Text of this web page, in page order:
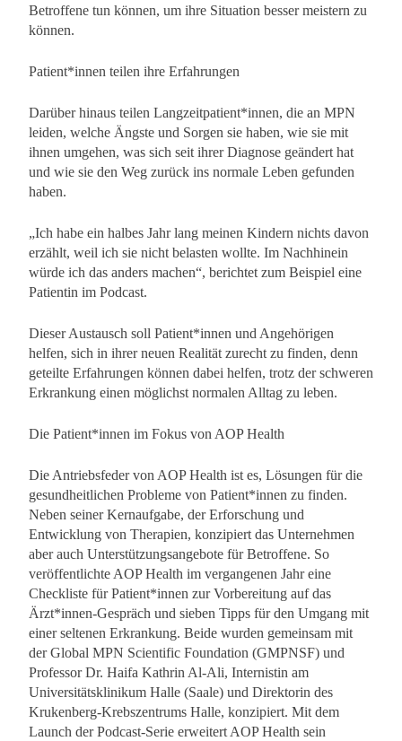
Betroffene tun können, um ihre Situation besser meistern zu
können.
Patient*innen teilen ihre Erfahrungen
Darüber hinaus teilen Langzeitpatient*innen, die an MPN
leiden, welche Ängste und Sorgen sie haben, wie sie mit
ihnen umgehen, was sich seit ihrer Diagnose geändert hat
und wie sie den Weg zurück ins normale Leben gefunden
haben.
„Ich habe ein halbes Jahr lang meinen Kindern nichts davon
erzählt, weil ich sie nicht belasten wollte. Im Nachhinein
würde ich das anders machen“, berichtet zum Beispiel eine
Patientin im Podcast.
Dieser Austausch soll Patient*innen und Angehörigen
helfen, sich in ihrer neuen Realität zurecht zu finden, denn
geteilte Erfahrungen können dabei helfen, trotz der schweren
Erkrankung einen möglichst normalen Alltag zu leben.
Die Patient*innen im Fokus von AOP Health
Die Antriebsfeder von AOP Health ist es, Lösungen für die
gesundheitlichen Probleme von Patient*innen zu finden.
Neben seiner Kernaufgabe, der Erforschung und
Entwicklung von Therapien, konzipiert das Unternehmen
aber auch Unterstützungsangebote für Betroffene. So
veröffentlichte AOP Health im vergangenen Jahr eine
Checkliste für Patient*innen zur Vorbereitung auf das
Ärzt*innen-Gespräch und sieben Tipps für den Umgang mit
einer seltenen Erkrankung. Beide wurden gemeinsam mit
der Global MPN Scientific Foundation (GMPNSF) und
Professor Dr. Haifa Kathrin Al-Ali, Internistin am
Universitätsklinikum Halle (Saale) und Direktorin des
Krukenberg-Krebszentrums Halle, konzipiert. Mit dem
Launch der Podcast-Serie erweitert AOP Health sein